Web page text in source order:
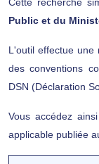
Public et du
L'outil effectue une
des conventions
DSN (Déclaration
Vous accédez
applicable publiée